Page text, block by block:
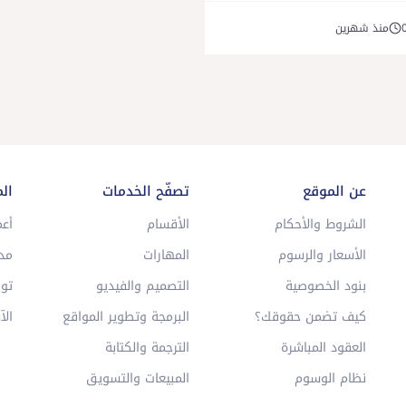
منذ شهرين
عن الموقع
الشروط والأحكام
الأسعار والرسوم
بنود الخصوصية
كيف تضمن حقوقك؟
العقود المباشرة
نظام الوسوم
تصفّح الخدمات
الأقسام
المهارات
التصميم والفيديو
البرمجة وتطوير المواقع
الترجمة والكتابة
المبيعات والتسويق